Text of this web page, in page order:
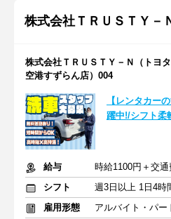
株式会社ＴＲＵＳＴＹ－
株式会社ＴＲＵＳＴＹ－Ｎ（トヨ
空港すずらん店）004
【レンタカー
躍中!/シフト柔
給与
時給1100円＋交
シフト
雇用形態
アルバイト・パー